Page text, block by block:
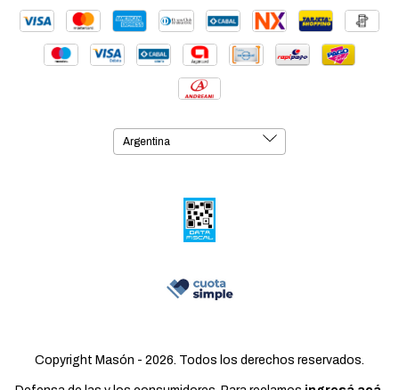
Copyright Masón - 2026. Todos los derechos reservados.